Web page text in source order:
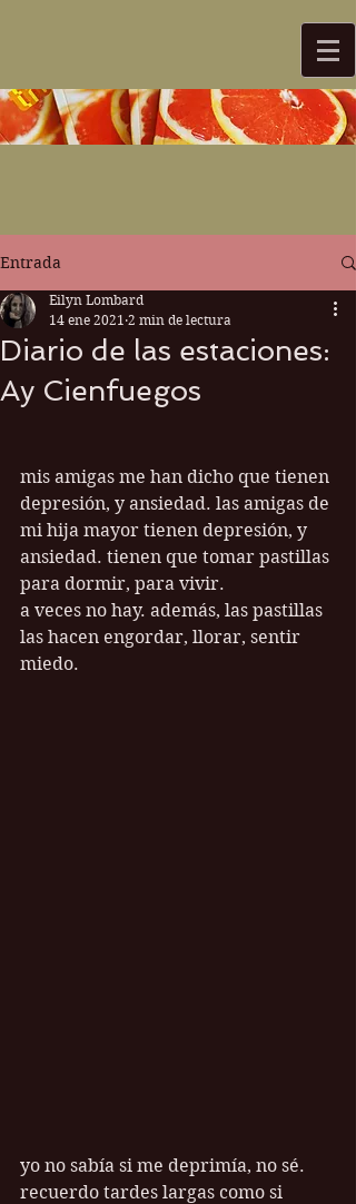
Entrada
Diario de las estaciones:
Ay Cienfuegos
Eilyn Lombard
14 ene 2021 2 min de lectura
mis amigas me han dicho que tienen
depresión, y ansiedad. las amigas de
mi hija mayor tienen depresión, y
ansiedad. tienen que tomar pastillas
para dormir, para vivir.
a veces no hay. además, las pastillas
las hacen engordar, llorar, sentir
miedo.
yo no sabía si me deprimía, no sé.
recuerdo tardes largas como si